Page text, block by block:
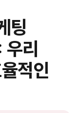
팅
리
적인